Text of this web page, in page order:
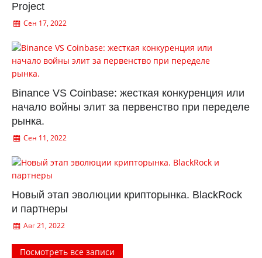
Project
Сен 17, 2022
Binance VS Coinbase: жесткая конкуренция или
начало войны элит за первенство при переделе
рынка.
Сен 11, 2022
Новый этап эволюции крипторынка. BlackRock
и партнеры
Авг 21, 2022
Посмотреть все записи